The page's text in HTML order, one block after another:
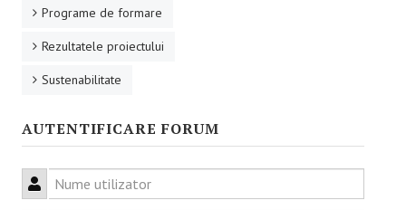
Forum
Sesiuni online
Programe de formare
Rezultatele proiectului
Sustenabilitate
AUTENTIFICARE FORUM
Nume utilizator